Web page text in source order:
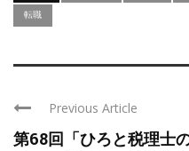
転職
Previous Article
第68回「ひろと税理